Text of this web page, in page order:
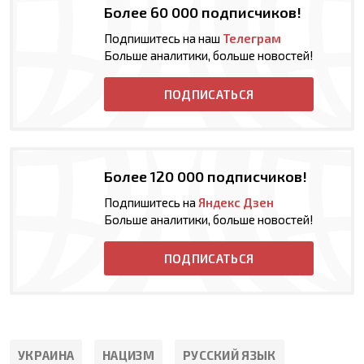
Более 60 000 подписчиков!
Подпишитесь на наш Телеграм
Больше аналитики, больше новостей!
ПОДПИСАТЬСЯ
Более 120 000 подписчиков!
Подпишитесь на Яндекс Дзен
Больше аналитики, больше новостей!
ПОДПИСАТЬСЯ
УКРАИНА НАЦИЗМ РУССКИЙ ЯЗЫК